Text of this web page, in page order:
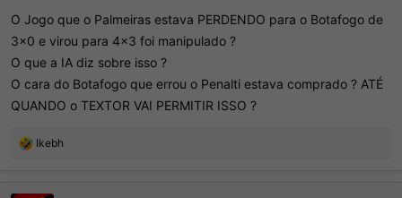
O Jogo que o Palmeiras estava PERDENDO para o Botafogo de
3x0 e virou para 4x3 foi manipulado ?
O que a IA diz sobre isso ?
O cara do Botafogo que errou o Penalti estava comprado ? ATÉ
QUANDO o TEXTOR VAI PERMITIR ISSO ?
R
ç
Ikebh